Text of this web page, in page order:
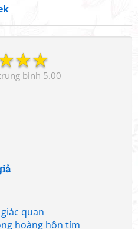
☆
☆
5.00
quan
hoàng hôn tím